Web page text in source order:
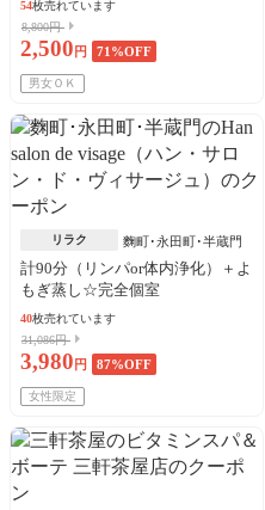
54枚売れています
8,800円
2,500 円 71 %OFF
男女ＯＫ
リラク 麴町･永田町･半蔵門
計90分（リンパor体内浄化）＋よ
もぎ蒸し☆完全個室
40枚売れています
31,086円
3,980 円 87%OFF
女性限定